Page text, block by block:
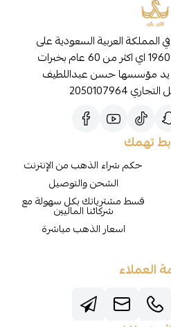
المملكة العربية السعودية على
مستوى الخليج منذ عام 1960 اي اكثر من 60 عام بخبرات
يد مؤسسها حسن عبداللطيف
2050107964
تهمك
حكم شراء الذهب من الإنترنت
الشحن والتوصيل
قسط مشترياتك بكل سهولة مع
شركائنا الماليين
اسعار الذهب مباشرة
العملاء